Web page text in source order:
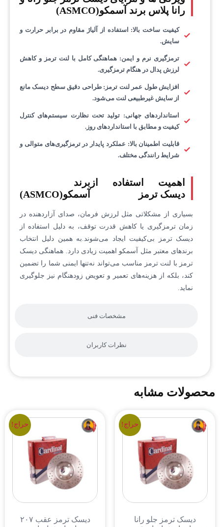
مشخصات فنی
نظرات کاربران
رانا پلاس برند آسمکو(ASMCO)
کیفیت ساخت بالا: استفاده از آلیاژ مقاوم در برابر حرارت و
سایش.
ترمزگیری نرم و ایمن: هماهنگی کامل با لنت ترمز و کاهش
لرزش پدال در هنگام ترمزگیری.
افزایش طول عمر لنت ترمز : طراحی دقیق سطح دیسک مانع
از سایش غیرطبیعی لنت می‌شود.
استانداردهای جهانی: تولید تحت نظارت سیستم‌های کنترل
کیفیت و مطابق با استانداردهای روز.
قابلیت اطمینان بالا: عملکرد پایدار در ترمزگیری‌های متوالی و
شرایط رانندگی مختلف.
اهمیت استفاده از
دیسک ترمز
برند
آسمکو(ASMCO)
بسیاری از مشکلاتی مثل لرزش فرمان، صدای آزاردهنده در
زمان ترمزگیری یا کاهش قدرت توقف، به دلیل استفاده از
دیسک ترمز بی‌کیفیت ایجاد می‌شوند.به همین دلیل انتخاب
برندهای معتبر مثل آسمکو اهمیت زیادی دارد. هماهنگی دیسک
ترمز با لنت ترمز مناسب می‌تواند نه‌تنها ایمنی شما را تضمین
کند، بلکه از هزینه‌های تعمیر و تعویض زودهنگام نیز جلوگیری
نماید.
محصولات مشابه
حراج!
دیسک ترمز جلو رانا
حراج!
دیسک ترمز عقب ۲۰۷